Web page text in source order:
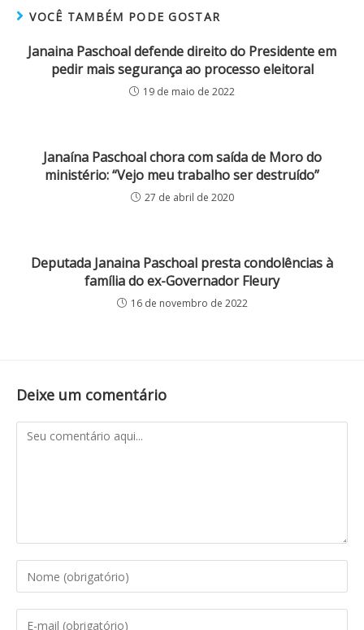
VOCÊ TAMBÉM PODE GOSTAR
Janaina Paschoal defende direito do Presidente em
pedir mais segurança ao processo eleitoral
19 de maio de 2022
Janaína Paschoal chora com saída de Moro do
ministério: “Vejo meu trabalho ser destruído”
27 de abril de 2020
Deputada Janaina Paschoal presta condolências à
família do ex-Governador Fleury
16 de novembro de 2022
Deixe um comentário